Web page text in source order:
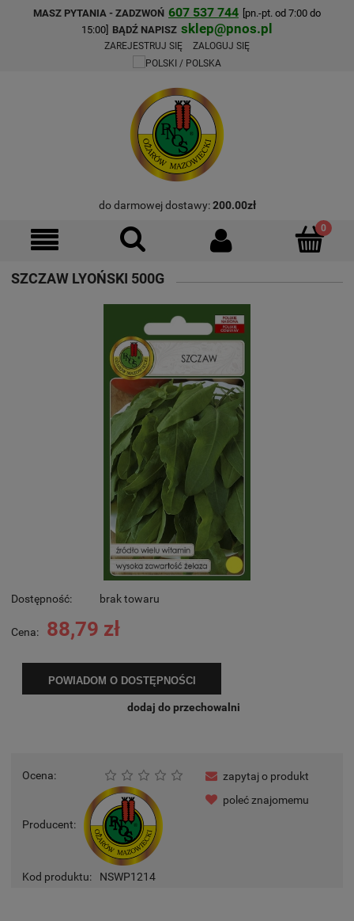
MASZ PYTANIA - ZADZWOŃ 607 537 744 [pn.-pt. od 7:00 do
15:00] BĄDŹ NAPISZ sklep@pnos.pl
ZAREJESTRUJ SIĘ ZALOGUJ SIĘ
do darmowej dostawy:200.00zł
SZCZAW LYOŃSKI 500G
Dostępność: brak towaru
Cena: 88,79 zł
POWIADOM O DOSTĘPNOŚCI
dodaj do przechowalni
Ocena:
Producent:
Kod produktu: NSWP1214
zapytaj o produkt
poleć znajomemu